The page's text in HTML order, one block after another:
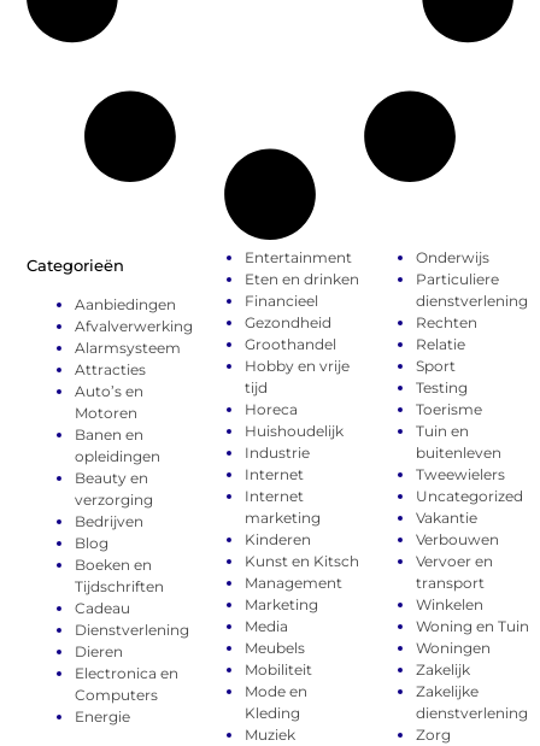
Categorieën
Aanbiedingen
Afvalverwerking
Alarmsysteem
Attracties
Auto’s en
Motoren
Banen en
opleidingen
Beauty en
verzorging
Bedrijven
Blog
Boeken en
Tijdschriften
Cadeau
Dienstverlening
Dieren
Electronica en
Computers
Energie
Entertainment
Eten en drinken
Financieel
Gezondheid
Groothandel
Hobby en vrije
tijd
Horeca
Huishoudelijk
Industrie
Internet
Internet
marketing
Kinderen
Kunst en Kitsch
Management
Marketing
Media
Meubels
Mobiliteit
Mode en
Kleding
Muziek
Onderwijs
Particuliere
dienstverlening
Rechten
Relatie
Sport
Testing
Toerisme
Tuin en
buitenleven
Tweewielers
Uncategorized
Vakantie
Verbouwen
Vervoer en
transport
Winkelen
Woning en Tuin
Woningen
Zakelijk
Zakelijke
dienstverlening
Zorg